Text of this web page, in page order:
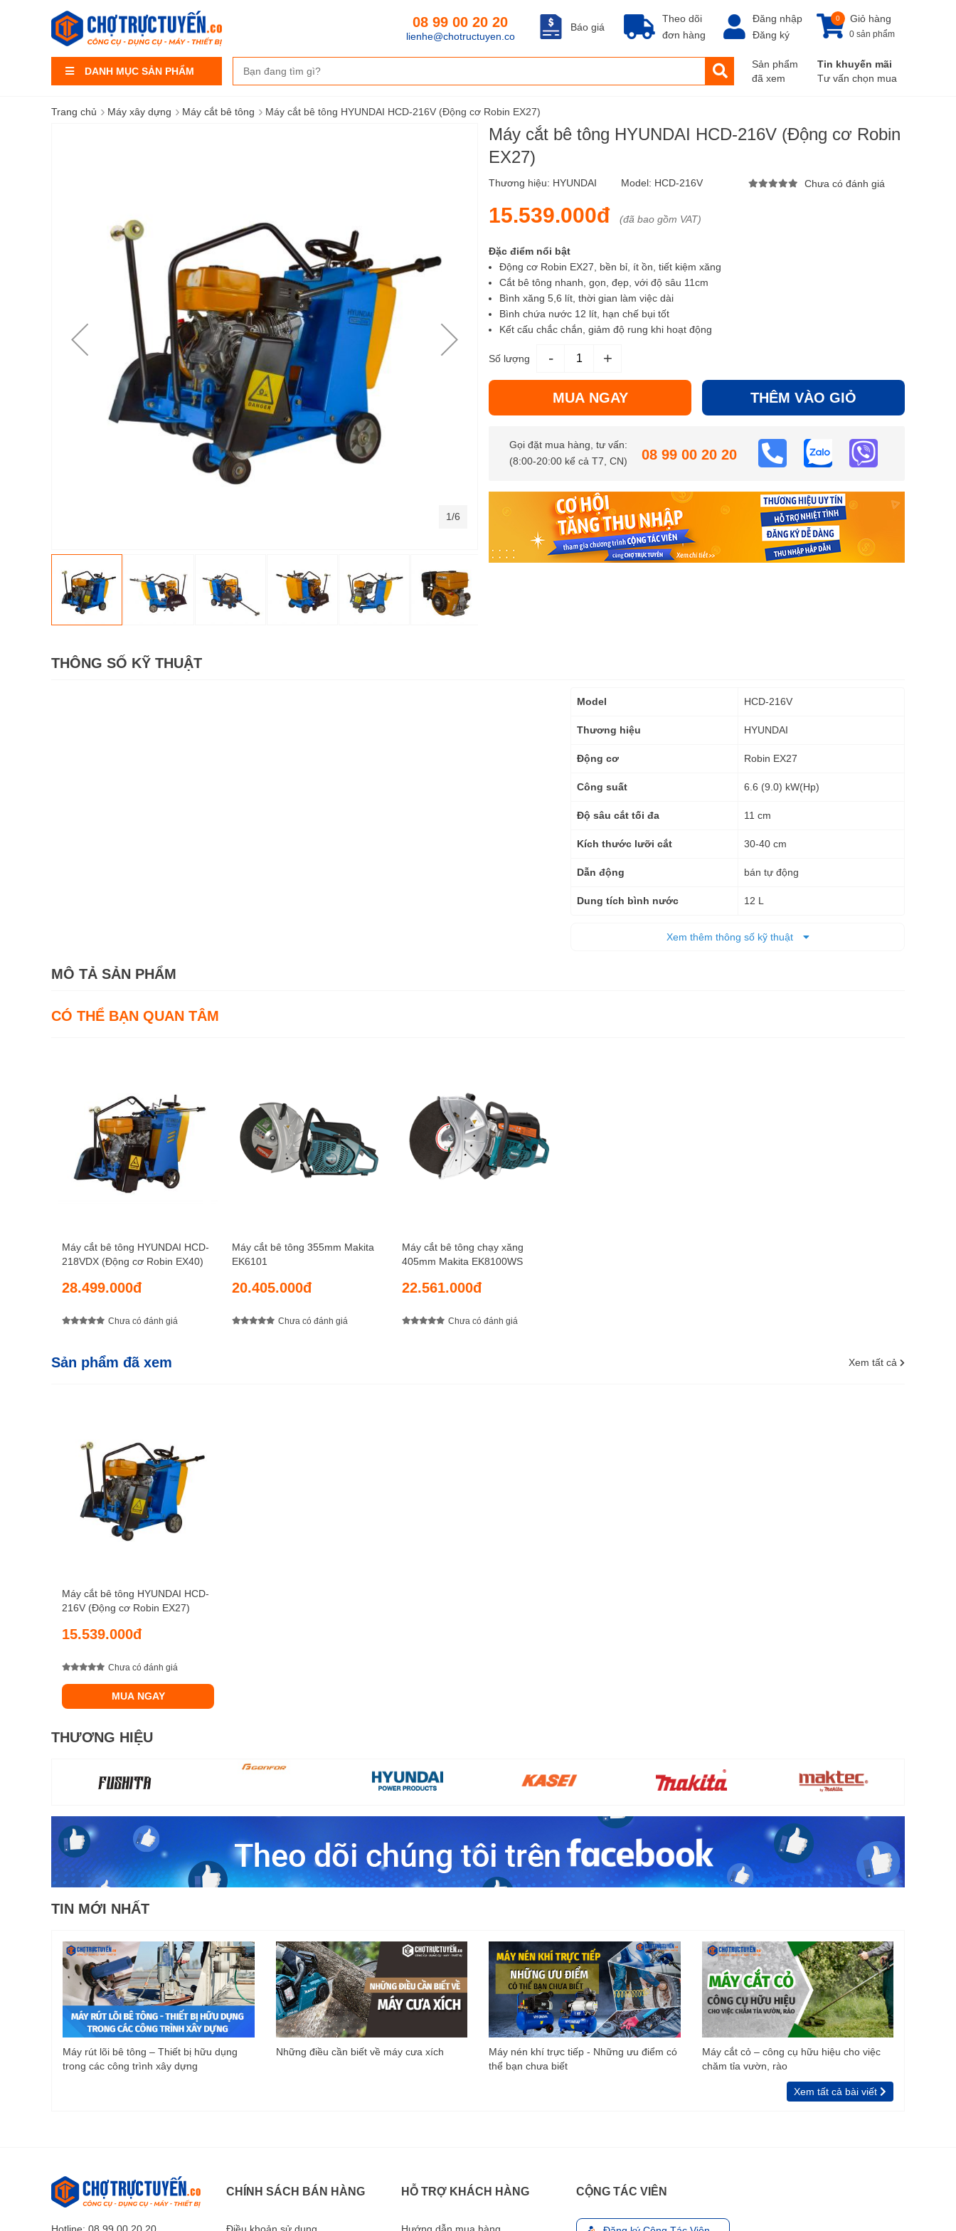
DANH MỤC SẢN PHẨM
Theo dõi
đơn hàng
Báo giá
08 99 00 20 20
lienhe@chotructuyen.co
Đăng nhập
Đăng ký
Giỏ hàng
0
0 sản phẩm
Sản phẩm
đã xem
Tin khuyến mãi
Tư vấn chọn mua
Trang chủ › Máy xây dựng › Máy cắt bê tông › Máy cắt bê tông HYUNDAI HCD-216V (Động cơ Robin EX27)
Máy cắt bê tông HYUNDAI HCD-216V (Động cơ Robin
EX27)
Thương hiệu: HYUNDAI Model: HCD-216V Chưa có đánh giá
15.539.000đ (đã bao gồm VAT)
Đặc điểm nổi bật
Động cơ Robin EX27, bền bỉ, ít ồn, tiết kiệm xăng
Cắt bê tông nhanh, gọn, đẹp, với độ sâu 11cm
Bình xăng 5,6 lít, thời gian làm việc dài
Bình chứa nước 12 lít, hạn chế bụi tốt
Kết cấu chắc chắn, giảm độ rung khi hoạt động
Số lượng - +
MUA NGAY THÊM VÀO GIỎ
Gọi đặt mua hàng, tư vấn:
(8:00-20:00 kể cả T7, CN)
08 99 00 20 20
1/6
THÔNG SỐ KỸ THUẬT
kỹ
Model HCD-216V
Thương hiệu HYUNDAI
Động cơ Robin EX27
Công suất 6.6 (9.0) kW(Hp)
Độ sâu cắt tối đa 11 cm
Kích thước lưỡi cắt 30-40 cm
Dẫn động bán tự động
Dung tích bình nước 12 L
Xem thêm thông số kỹ thuật
MÔ TẢ SẢN PHẨM
CÓ THỂ BẠN QUAN TÂM
Máy cắt bê tông HYUNDAI HCD-
218VDX (Động cơ Robin EX40)
28.499.000đ
Chưa có đánh giá
Máy cắt bê tông 355mm Makita
EK6101
20.405.000đ
Chưa có đánh giá
Máy cắt bê tông chạy xăng
405mm Makita EK8100WS
22.561.000đ
Chưa có đánh giá
Sản phẩm đã xem Xem tất cả
Máy cắt bê tông HYUNDAI HCD-
216V (Động cơ Robin EX27)
15.539.000đ
Chưa có đánh giá
MUA NGAY
THƯƠNG HIỆU
TIN MỚI NHẤT
Máy rút lõi bê tông – Thiết bị hữu dụng
trong các công trình xây dựng
Những điều cần biết về máy cưa xích
Máy nén khí trực tiếp - Những ưu điểm có
thể bạn chưa biết
Máy cắt cỏ – công cụ hữu hiệu cho việc
chăm tỉa vườn, rào
Xem tất cả bài viết
Hotline: 08 99 00 20 20
CHÍNH SÁCH BÁN HÀNG
Điều khoản sử dụng
HỖ TRỢ KHÁCH HÀNG
Hướng dẫn mua hàng
CỘNG TÁC VIÊN